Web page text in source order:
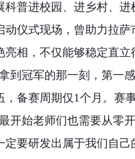
科普进校园、进乡村、进
动仪式现场，曾助力拉
亮相，不仅能够稳定直
到冠军的那一刻，第一
，备赛周期仅1个月。赛
开始老师们也需要从零
定要研发出属于我们自己